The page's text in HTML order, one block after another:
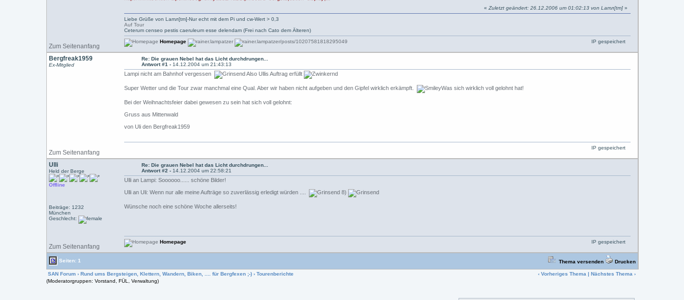
Zum Seitenanfang
«Zuletzt geändert: 26.12.2006 um 01:02:13 von Lamл[tm] »
Liebe Grüße von Lamл[tm]-Nur echt mit dem Pi und cw-Wert > 0,3
Auf Tour
Ceterum censeo pestis caeruleum esse delendam (Frei nach Cato dem Älteren)
Homepage
IP gespeichert
Bergfreak1959
Ex-Mitglied
Re: Die grauen Nebel hat das Licht durchdrungen...
Antwort #1 - 14.12.2004 um 21:43:13
Lampi nicht am Bahnhof vergessen Also Ullis Auftrag erfüllt
Super Wetter und die Tour zwar manchmal eine Qual. Aber wir haben nicht aufgeben und den Gipfel wirklich erkämpft. Was sich wirklich voll gelohnt hat!
Bei der Weihnachtsfeier dabei gewesen zu sein hat sich voll gelohnt:
Gruss aus Mittenwald
von Uli den Bergfreak1959
Zum Seitenanfang
IP gespeichert
Ulli
Held der Berge
Offline
Beiträge: 1232
München
Geschlecht:
Re: Die grauen Nebel hat das Licht durchdrungen...
Antwort #2 - 14.12.2004 um 22:58:21
Ulli an Lampi: Soooooo...... schöne Bilder!
Ulli an Uli: Wenn nur alle meine Aufträge so zuverlässig erledigt würden ....
8)
Wünsche noch eine schöne Woche allerseits!
Zum Seitenanfang
Homepage IP gespeichert
Seiten: 1 Thema versenden Drucken
SAN Forum ›Rund ums Bergsteigen, Klettern, Wandern, Biken, .... für Bergfexen ;-) ›Tourenberichte ‹Vorheriges Thema |Nächstes Thema ›
(Moderatorgruppen: Vorstand, FÜL, Verwaltung)